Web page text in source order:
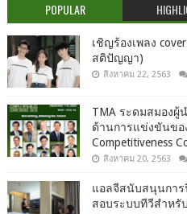
POPULAR
เชิญร้องเพลง
สติปัญญา)
สิงหาคม 22, 2563
TMA ระดมสมองผู้
ด้านการแข่งขันขอ
Competitiveness
สิงหาคม 20, 2563
แอลจีสนับสนุนการ
สอบระบบทีวีสำหรั